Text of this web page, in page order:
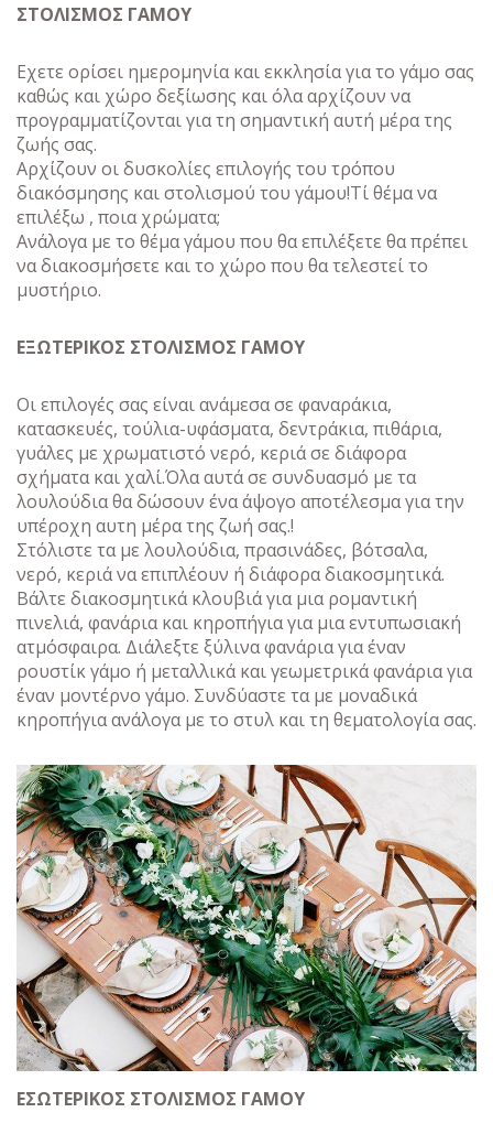
ΣΤΟΛΙΣΜΟΣ ΓΑΜΟΥ
Εχετε ορίσει ημερομηνία και εκκλησία για το γάμο σας
καθώς και χώρο δεξίωσης και όλα αρχίζουν να
προγραμματίζονται για τη σημαντική αυτή μέρα της
ζωής σας.
Αρχίζουν οι δυσκολίες επιλογής του τρόπου
διακόσμησης και στολισμού του γάμου!Τί θέμα να
επιλέξω , ποια χρώματα;
Ανάλογα με το θέμα γάμου που θα επιλέξετε θα πρέπει
να διακοσμήσετε και το χώρο που θα τελεστεί το
μυστήριο.
ΕΞΩΤΕΡΙΚΟΣ ΣΤΟΛΙΣΜΟΣ ΓΑΜΟΥ
Οι επιλογές σας είναι ανάμεσα σε φαναράκια,
κατασκευές, τούλια-υφάσματα, δεντράκια, πιθάρια,
γυάλες με χρωματιστό νερό, κεριά σε διάφορα
σχήματα και χαλί.Όλα αυτά σε συνδυασμό με τα
λουλούδια θα δώσουν ένα άψογο αποτέλεσμα για την
υπέροχη αυτη μέρα της ζωή σας.!
Στόλιστε τα με λουλούδια, πρασινάδες, βότσαλα,
νερό, κεριά να επιπλέουν ή διάφορα διακοσμητικά.
Βάλτε διακοσμητικά κλουβιά για μια ρομαντική
πινελιά, φανάρια και κηροπήγια για μια εντυπωσιακή
ατμόσφαιρα. Διάλεξτε ξύλινα φανάρια για έναν
ρουστίκ γάμο ή μεταλλικά και γεωμετρικά φανάρια για
έναν μοντέρνο γάμο. Συνδύαστε τα με μοναδικά
κηροπήγια ανάλογα με το στυλ και τη θεματολογία σας.
ΕΣΩΤΕΡΙΚΟΣ ΣΤΟΛΙΣΜΟΣ ΓΑΜΟΥ